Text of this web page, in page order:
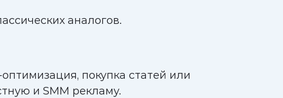
аналогов.
покупка статей или
и SMM рекламу.